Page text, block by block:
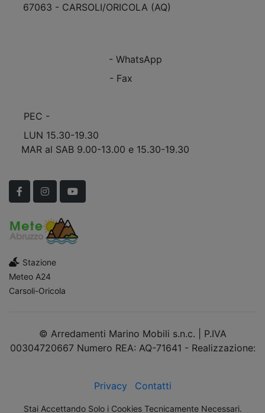
67063 - CARSOLI/ORICOLA (AQ)
- WhatsApp
- Fax
PEC -
LUN 15.30-19.30
MAR al SAB 9.00-13.00 e 15.30-19.30
FacebookInstagramYouTube
Stazione
Meteo A24
Carsoli-Oricola
© Arredamenti Marino Mobili s.n.c. | P.IVA
00304720667 Numero REA: AQ-71641 - Realizzazione:
Privacy
Contatti
Stai Accettando Solo i Cookies Tecnicamente Necessari.